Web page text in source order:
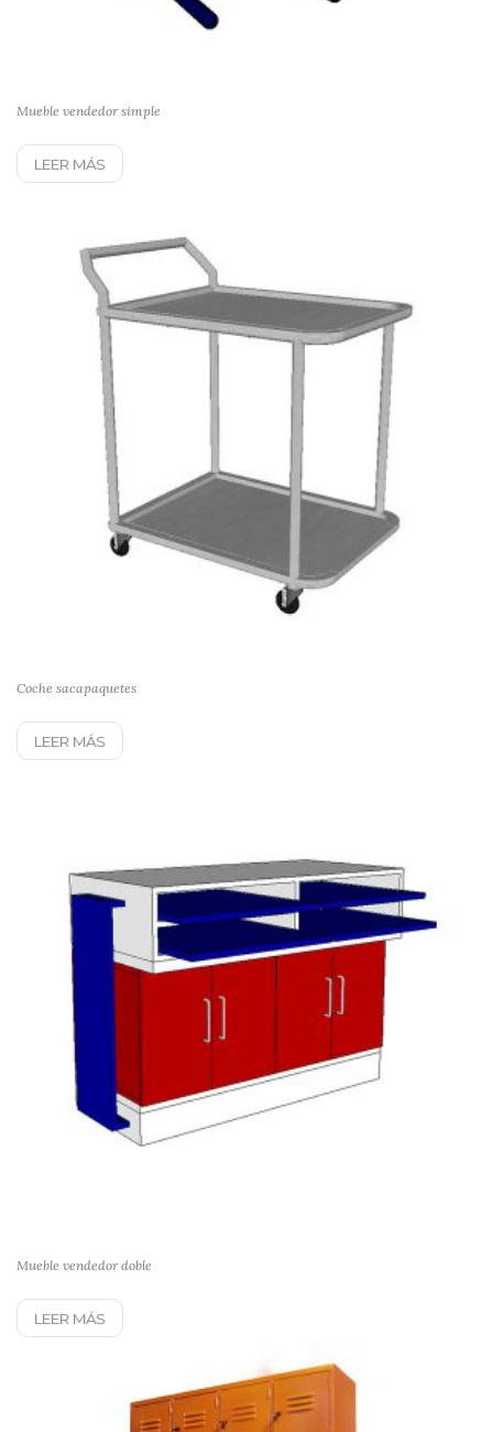
Mueble vendedor simple
LEER MÁS
Coche sacapaquetes
LEER MÁS
Mueble vendedor doble
LEER MÁS